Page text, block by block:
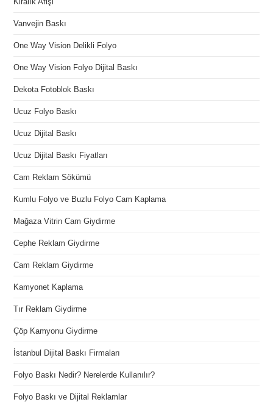
Vanvejin Baskı
One Way Vision Delikli Folyo
One Way Vision Folyo Dijital Baskı
Dekota Fotoblok Baskı
Ucuz Folyo Baskı
Ucuz Dijital Baskı
Ucuz Dijital Baskı Fiyatları
Cam Reklam Sökümü
Kumlu Folyo ve Buzlu Folyo Cam Kaplama
Mağaza Vitrin Cam Giydirme
Cephe Reklam Giydirme
Cam Reklam Giydirme
Kamyonet Kaplama
Tır Reklam Giydirme
Çöp Kamyonu Giydirme
İstanbul Dijital Baskı Firmaları
Folyo Baskı Nedir? Nerelerde Kullanılır?
Folyo Baskı ve Dijital Reklamlar